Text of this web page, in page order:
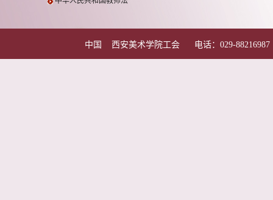
中国 西安美术学院工会 电话：029-